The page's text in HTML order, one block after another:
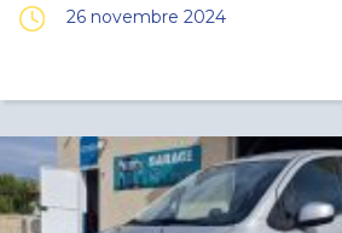
26 novembre 2024